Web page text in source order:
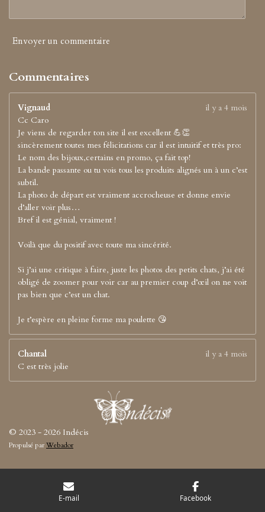
Envoyer un commentaire
Commentaires
Vignaud
il y a 4 mois
Cc Caro
Je viens de regarder ton site il est excellent 💪👏
sincèrement toutes mes félicitations car il est intuitif et très pro:
Le nom des bijoux,certains en promo, ça fait top!
La bande passante ou tu vois tous les produits alignés un à un c’est
subtil.
La photo de départ est vraiment accrocheuse et donne envie
d’aller voir plus…
Bref il est génial, vraiment !
Voilà que du positif avec toute ma sincérité.
Si j’ai une critique à faire, juste les photos des petits chats, j’ai été
obligé de zoomer pour voir car au premier coup d’œil on ne voit
pas bien que c’est un chat.
Je t’espère en pleine forme ma poulette 😘
Chantal
il y a 4 mois
C est très jolie
© 2023 - 2026 Indécis
Propulsé parWebador
E-mail Facebook